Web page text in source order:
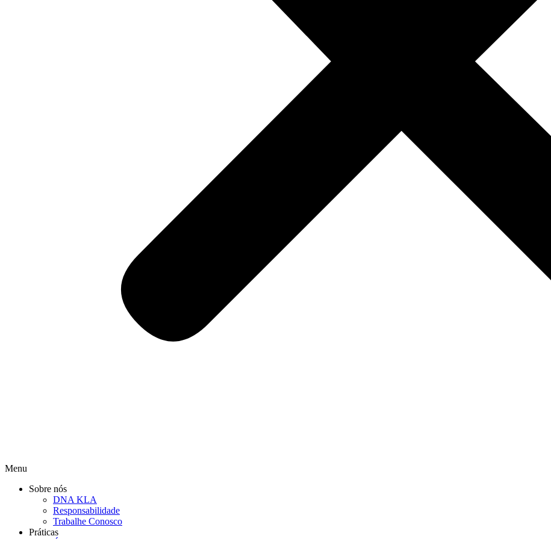
Menu
Sobre nós
DNA KLA
Responsabilidade
Trabalhe Conosco
Práticas